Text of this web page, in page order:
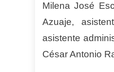
Milena José
Azuaje,
asistente
César Antonio